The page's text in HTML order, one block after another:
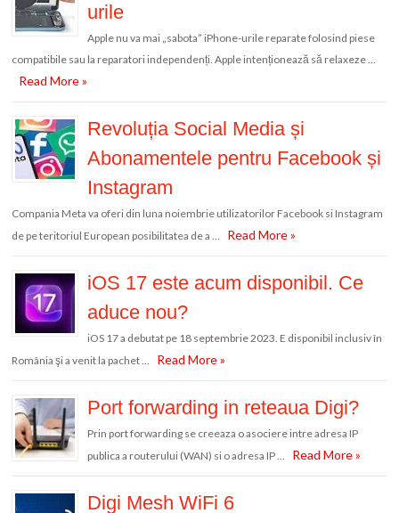
urile
Apple nu va mai „sabota” iPhone-urile reparate folosind piese
compatibile sau la reparatori independenți. Apple intenționează să relaxeze …
Read More »
Revoluția Social Media și
Abonamentele pentru Facebook și
Instagram
Compania Meta va oferi din luna noiembrie utilizatorilor Facebook si Instagram
de pe teritoriul European posibilitatea de a …
Read More »
iOS 17 este acum disponibil. Ce
aduce nou?
iOS 17 a debutat pe 18 septembrie 2023. E disponibil inclusiv în
România şi a venit la pachet …
Read More »
Port forwarding in reteaua Digi?
Prin port forwarding se creeaza o asociere intre adresa IP
publica a routerului (WAN) si o adresa IP …
Read More »
Digi Mesh WiFi 6